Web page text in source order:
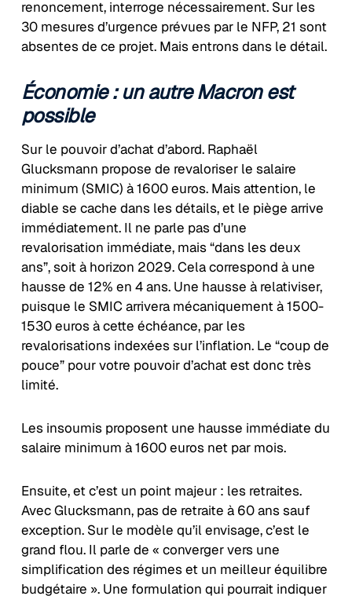
renoncement, interroge nécessairement. Sur les
30 mesures d’urgence prévues par le NFP, 21 sont
absentes de ce projet. Mais entrons dans le détail.
Économie : un autre Macron est
possible
Sur le pouvoir d’achat d’abord. Raphaël
Glucksmann propose de revaloriser le salaire
minimum (SMIC) à 1600 euros. Mais attention, le
diable se cache dans les détails, et le piège arrive
immédiatement. Il ne parle pas d’une
revalorisation immédiate, mais “dans les deux
ans”, soit à horizon 2029. Cela correspond à une
hausse de 12% en 4 ans. Une hausse à relativiser,
puisque le SMIC arrivera mécaniquement à 1500-
1530 euros à cette échéance, par les
revalorisations indexées sur l’inflation. Le “coup de
pouce” pour votre pouvoir d’achat est donc très
limité.
Les insoumis proposent une hausse immédiate du
salaire minimum à 1600 euros net par mois.
Ensuite, et c’est un point majeur : les retraites.
Avec Glucksmann, pas de retraite à 60 ans sauf
exception. Sur le modèle qu’il envisage, c’est le
grand flou. Il parle de « converger vers une
simplification des régimes et un meilleur équilibre
budgétaire ». Une formulation qui pourrait indiquer